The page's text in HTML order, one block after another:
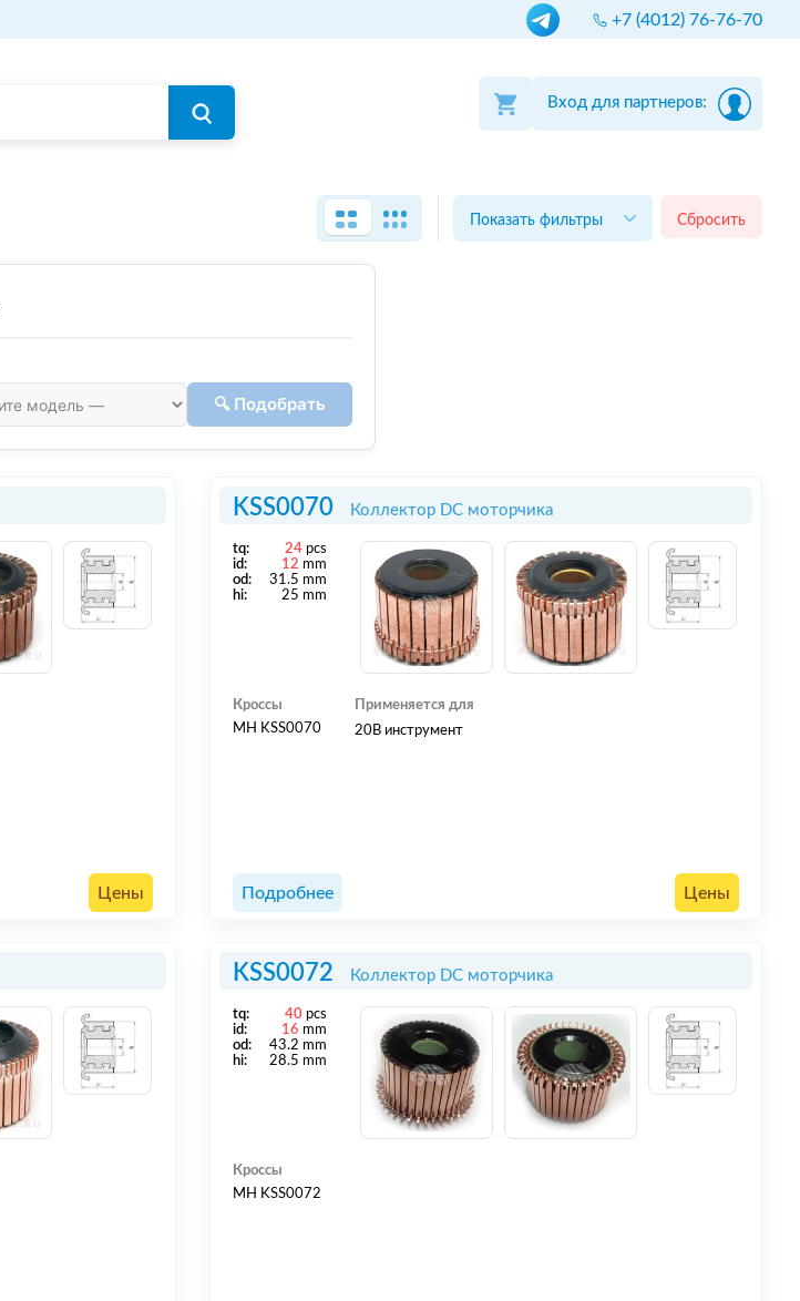
+7 (4012) 76-76-70
Вход для партнеров:
Показать фильтры Сбросить
🔍 Подобрать
Цены
KSS0070 Коллектор DC моторчика
tq: 24 pcs
id:
12 mm
od:
31.5 mm
hi:
25 mm
Кроссы
MH KSS0070
Применяется для
20В инструмент
Подробнее Цены
KSS0072 Коллектор DC моторчика
tq: 40 pcs
id:
16 mm
od:
43.2 mm
hi:
28.5 mm
Кроссы
MH KSS0072